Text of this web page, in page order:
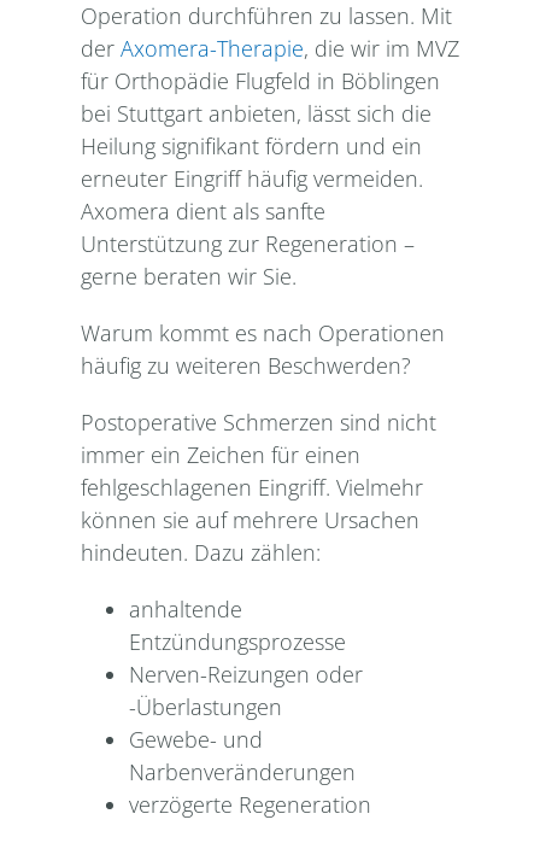
Operation durchführen zu lassen. Mit
der Axomera-Therapie, die wir im MVZ
für Orthopädie Flugfeld in Böblingen
bei Stuttgart anbieten, lässt sich die
Heilung signifikant fördern und ein
erneuter Eingriff häufig vermeiden.
Axomera dient als sanfte
Unterstützung zur Regeneration –
gerne beraten wir Sie.
Warum kommt es nach Operationen
häufig zu weiteren Beschwerden?
Postoperative Schmerzen sind nicht
immer ein Zeichen für einen
fehlgeschlagenen Eingriff. Vielmehr
können sie auf mehrere Ursachen
hindeuten. Dazu zählen:
anhaltende
Entzündungsprozesse
Nerven-Reizungen oder
-Überlastungen
Gewebe- und
Narbenveränderungen
verzögerte Regeneration